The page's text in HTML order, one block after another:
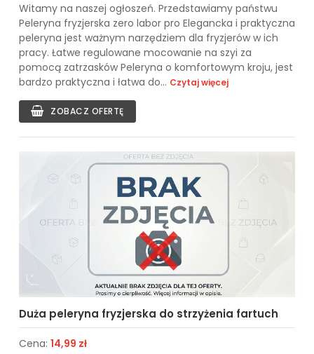
Witamy na naszej ogłoszeń. Przedstawiamy państwu
Peleryna fryzjerska zero labor pro Elegancka i praktyczna
peleryna jest ważnym narzędziem dla fryzjerów w ich
pracy. Łatwe regulowane mocowanie na szyi za
pomocą zatrzasków Peleryna o komfortowym kroju, jest
bardzo praktyczna i łatwa do... Czytaj więcej
ZOBACZ OFERTĘ
Duża peleryna fryzjerska do strzyżenia fartuch
Cena: 14,99 zł